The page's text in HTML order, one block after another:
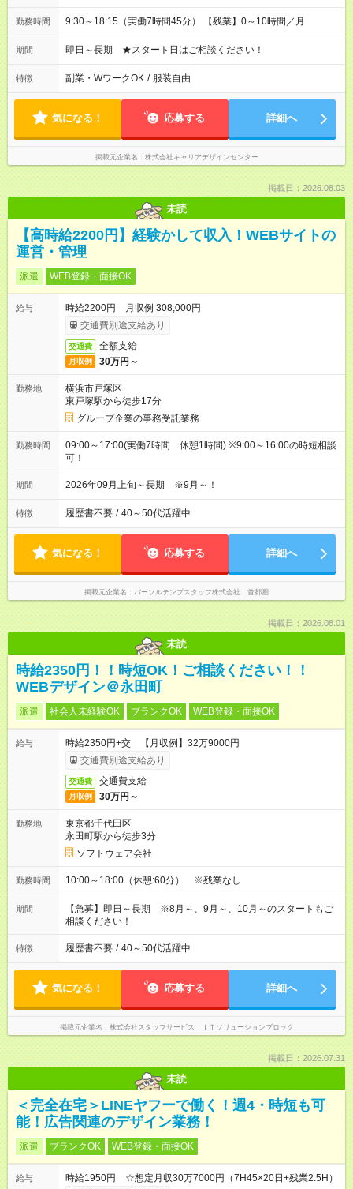
勤務時間 9:30～18:15（実働7時間45分） 【残業】0～10時間／月
期間 即日～長期 ★スタート日はご相談ください！
特徴 副業・WワークOK / 服装自由
気になる！ 応募する 詳細へ
掲載元企業名 株式会社キャリアデザインセンター
掲載日：2026.08.03
未読
【高時給2200円】経験かして収入！WEBサイトの
運営・管理
派遣 WEB登録・面接OK
給与
時給2200円 月収例 308,000円
交通費別途支給あり
交通費 全額支給
月収例 30万円～
勤務地
横浜市戸塚区
東戸塚駅から徒歩17分
グループ企業の事務受託業務
勤務時間
09:00～17:00(実働7時間 休憩1時間) ※9:00～16:00の時短相談
可！
期間 2026年09月上旬～長期 ※9月～！
特徴 履歴書不要 / 40～50代活躍中
気になる！ 応募する 詳細へ
掲載元企業名 パーソルテンプスタッフ株式会社 首都圏
掲載日：2026.08.01
未読
時給2350円！！時短OK！ご相談ください！！
WEBデザイン＠永田町
派遣 社会人未経験OK ブランクOK WEB登録・面接OK
給与
時給2350円+交 【月収例】32万9000円
交通費別途支給あり
交通費 交通費支給
月収例 30万円～
勤務地
東京都千代田区
永田町駅から徒歩3分
ソフトウェア会社
勤務時間 10:00～18:00（休憩:60分） ※残業なし
期間
【急募】即日～長期 ※8月～、9月～、10月～のスタートもご
相談ください！
特徴 履歴書不要 / 40～50代活躍中
気になる！ 応募する 詳細へ
掲載元企業名 株式会社スタッフサービス ＩＴソリューションブロック
掲載日：2026.07.31
未読
＜完全在宅＞LINEヤフーで働く！週4・時短も可
能！広告関連のデザイン業務！
派遣 ブランクOK WEB登録・面接OK
給与
時給1950円 ☆想定月収30万7000円（7H45×20日+残業2.5H）